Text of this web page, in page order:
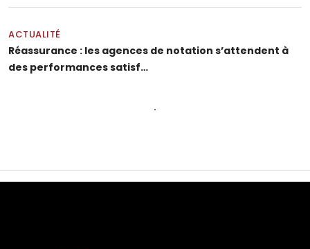
ACTUALITÉ
Réassurance : les agences de notation s’attendent à
des performances satisf…